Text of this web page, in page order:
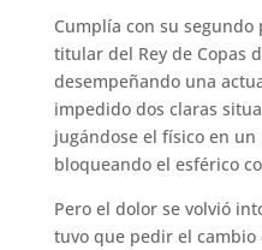
Cumplía con su
titular del Rey de Copas
desempeñando una
impedido dos claras
jugándose el físico en
bloqueando el esférico
Pero el dolor se volvió
tuvo que pedir el